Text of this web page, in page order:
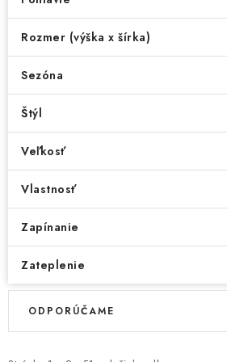
Rozmer (výška x šírka)
Sezóna
Štýl
Veľkosť
Vlastnosť
Zapínanie
Zateplenie
V
R
ODPORÚČAME